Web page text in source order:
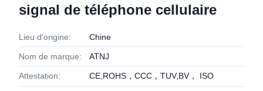
signal de téléphone cellulaire
Lieu d'origine: Chine
Nom de marque: ATNJ
Attestation: CE,ROHS，CCC，TUV,BV， ISO